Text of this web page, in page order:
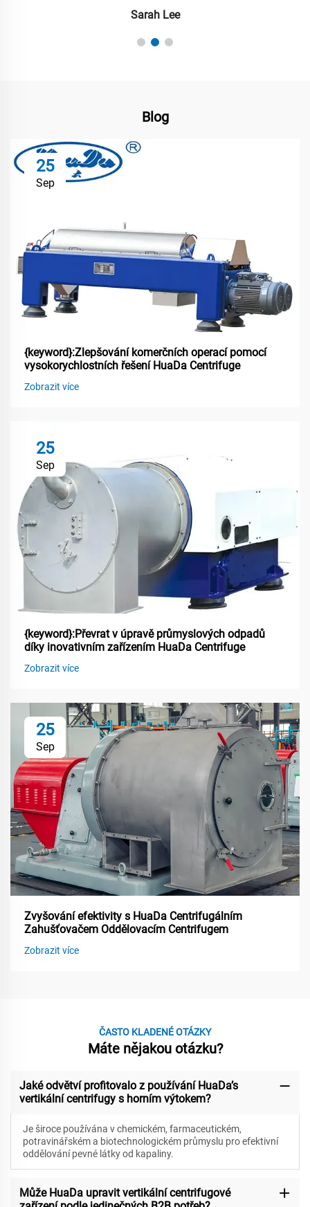
Sarah Lee
Blog
25
Sep
{keyword}:Zlepšování komerčních operací pomocí
vysokorychlostních řešení HuaDa Centrifuge
Zobrazit více
25
Sep
{keyword}:Převrat v úpravě průmyslových odpadů
díky inovativním zařízením HuaDa Centrifuge
Zobrazit více
25
Sep
Zvyšování efektivity s HuaDa Centrifugálním
Zahušťovačem Oddělovacím Centrifugem
Zobrazit více
ČASTO KLADENÉ OTÁZKY
Máte nějakou otázku?
Jaké odvětví profitovalo z používání HuaDa’s
vertikální centrifugy s horním výtokem?
Je široce používána v chemickém, farmaceutickém,
potravinářském a biotechnologickém průmyslu pro efektivní
oddělování pevné látky od kapaliny.
Může HuaDa upravit vertikální centrifugové